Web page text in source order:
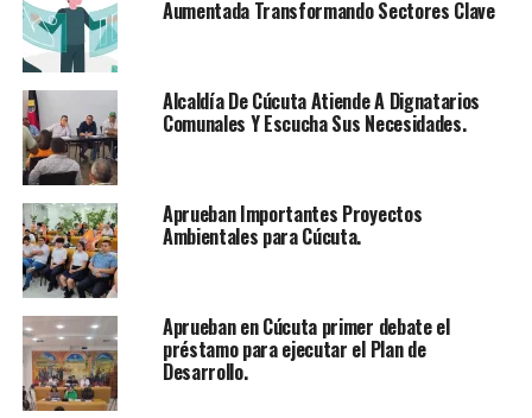
Legalización Después de 25 Años
La comunidad del barrio Nueva Esperanza está
totalmente legalizada, pero durante 25 largos años, han
estado esperando sus escrituras. Hoy, el secretario de
vivienda anunció que se iniciará la titulación de Nueva
Esperanza. Este avance es significativo, ya que
beneficiará a 500 familias. El barrio tendrá nuevas
oportunidades para seguir progresando en inversión y
educación.
De Escrituras de Mejora a Propietarios
Aumentada Transformando Sectores Clave
Alcaldía De Cúcuta Atiende A Dignatarios
Comunales Y Escucha Sus Necesidades.
Aprueban Importantes Proyectos
Ambientales para Cúcuta.
Aprueban en Cúcuta primer debate el
préstamo para ejecutar el Plan de
Desarrollo.